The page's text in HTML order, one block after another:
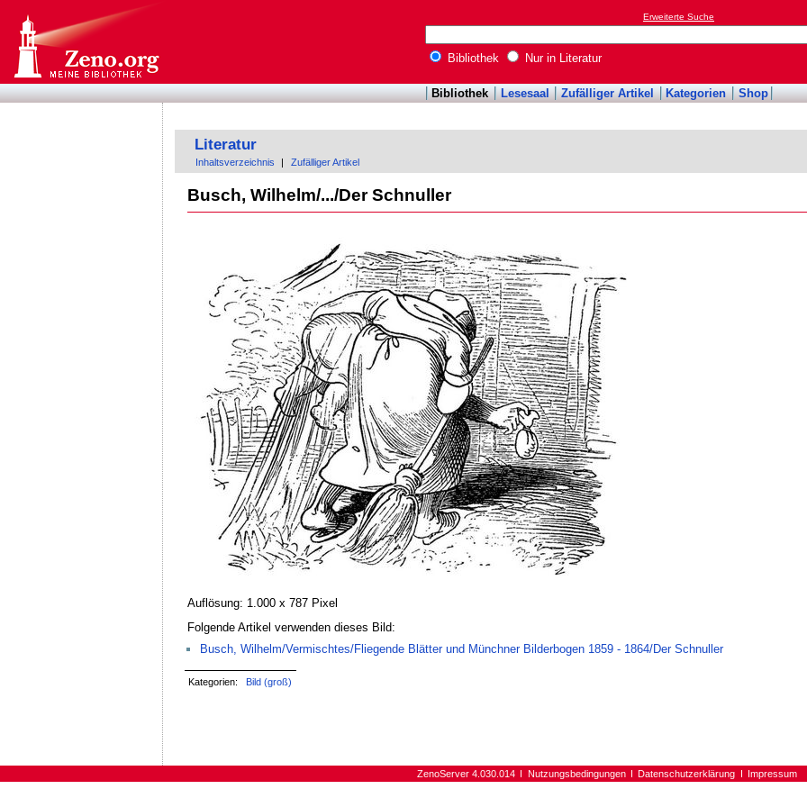
Erweiterte Suche
Bibliothek Nur in Literatur
Bibliothek Lesesaal Zufälliger Artikel Kategorien Shop
Literatur
Inhaltsverzeichnis Zufälliger Artikel
Busch, Wilhelm/.../Der Schnuller
Auflösung: 1.000 x 787 Pixel
Folgende Artikel verwenden dieses Bild:
Busch, Wilhelm/Vermischtes/Fliegende Blätter und Münchner Bilderbogen 1859 - 1864/Der Schnuller
Kategorien: Bild (groß)
ZenoServer 4.030.014 Nutzungsbedingungen Datenschutzerklärung Impressum